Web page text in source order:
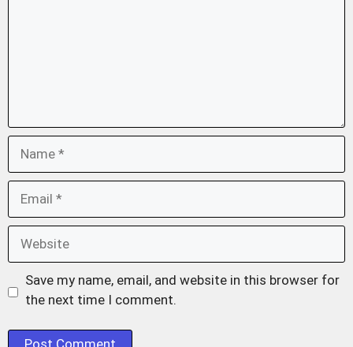
Save my name, email, and website in this browser for
the next time I comment.